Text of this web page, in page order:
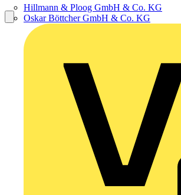
Hillmann & Ploog GmbH & Co. KG
Oskar Böttcher GmbH & Co. KG